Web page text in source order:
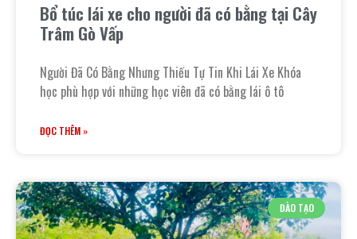
Bổ túc lái xe cho người đã có bằng tại Cây
Trâm Gò Vấp
Người Đã Có Bằng Nhưng Thiếu Tự Tin Khi Lái Xe Khóa
học phù hợp với những học viên đã có bằng lái ô tô
ĐỌC THÊM »
ĐÀO TẠO